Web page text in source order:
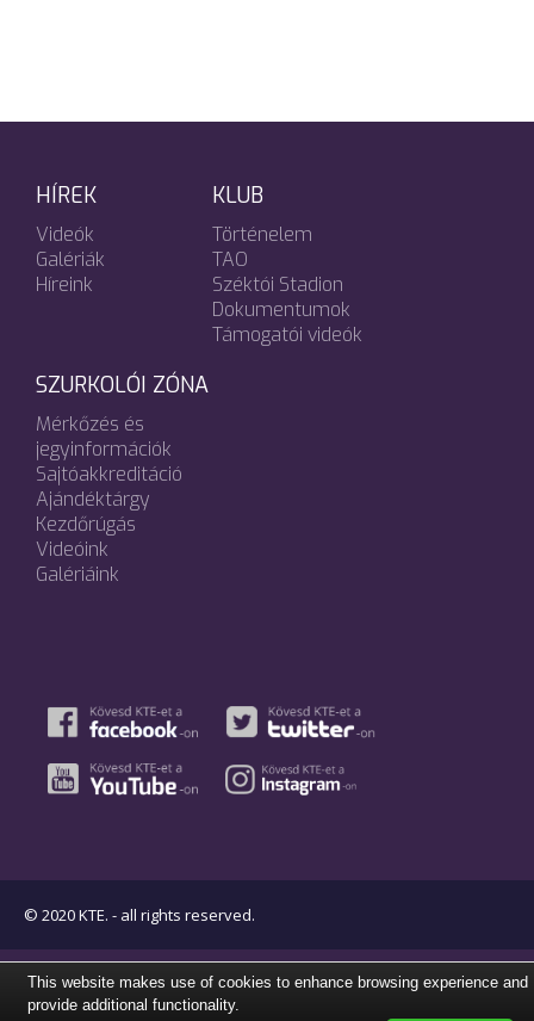
HÍREK
Videók
Galériák
Híreink
KLUB
Történelem
TAO
Széktói Stadion
Dokumentumok
Támogatói videók
SZURKOLÓI ZÓNA
Mérkőzés és
jegyinformációk
Sajtóakkreditáció
Ajándéktárgy
Kezdőrúgás
Videóink
Galériáink
© 2020 KTE. - all rights reserved.
This website makes use of cookies to enhance browsing experience and
provide additional functionality.